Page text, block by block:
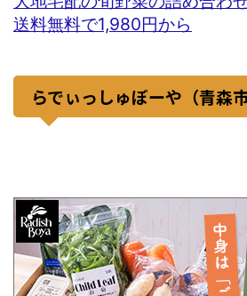
送料無料で1,980円から
らでぃっしゅぼーや（青森市